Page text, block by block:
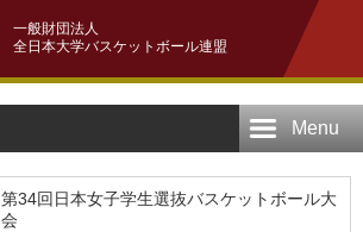
一般財団法人
全日本大学バスケットボール連盟
Menu
第34回日本女子学生選抜バスケットボール大
会